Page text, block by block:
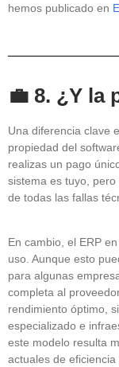
hemos publicado en
💼 8. ¿Y la
Una diferencia clave
propiedad del
realizas un pago
sistema es tuyo,
de todas las fallas
En cambio, el ERP
uso. Aunque esto
para algunas
completa al
rendimiento óptimo,
especializado e
este modelo resulta
actuales de